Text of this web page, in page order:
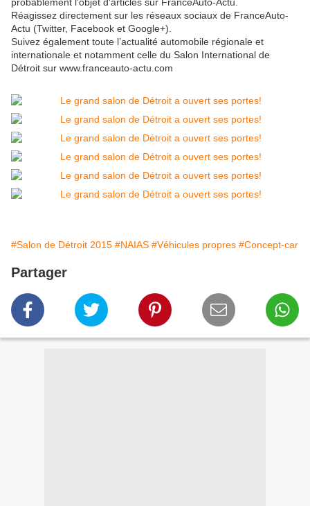
Réagissez directement sur les réseaux sociaux de FranceAuto-
Actu (Twitter, Facebook et Google+).
Suivez également toute l’actualité automobile régionale et
internationale et notamment celle du Salon International de
Détroit sur www.franceauto-actu.com
#Salon de Détroit 2015 #NAIAS #Véhicules propres #Concept-car
Partager